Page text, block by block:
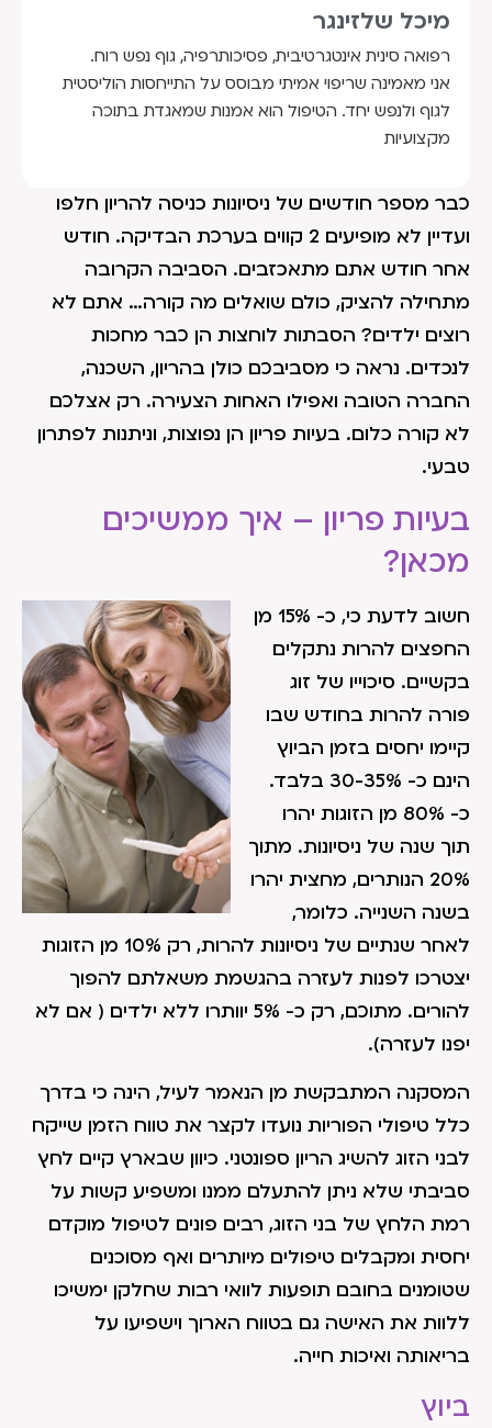
מיכל שלזינגר
רפואה סינית אינטגרטיבית, פסיכותרפיה, גוף נפש רוח.
אני מאמינה שריפוי אמיתי מבוסס על התייחסות הוליסטית
לגוף ולנפש יחד. הטיפול הוא אמנות שמאגדת בתוכה
מקצועיות
כבר מספר חודשים של ניסיונות כניסה להריון חלפו
ועדיין לא מופיעים 2 קווים בערכת הבדיקה. חודש
אחר חודש אתם מתאכזבים. הסביבה הקרובה
מתחילה להציק, כולם שואלים מה קורה… אתם לא
רוצים ילדים? הסבתות לוחצות הן כבר מחכות
לנכדים. נראה כי מסביבכם כולן בהריון, השכנה,
החברה הטובה ואפילו האחות הצעירה. רק אצלכם
לא קורה כלום. בעיות פריון הן נפוצות, וניתנות לפתרון
טבעי.
בעיות פריון – איך ממשיכים
מכאן?
חשוב לדעת כי, כ- 15% מן
החפצים להרות נתקלים
בקשיים. סיכוייו של זוג
פורה להרות בחודש שבו
קיימו יחסים בזמן הביוץ
הינם כ- 30-35% בלבד.
כ- 80% מן הזוגות יהרו
תוך שנה של ניסיונות. מתוך
20% הנותרים, מחצית יהרו
בשנה השנייה. כלומר,
לאחר שנתיים של ניסיונות להרות, רק 10% מן הזוגות
יצטרכו לפנות לעזרה בהגשמת משאלתם להפוך
להורים. מתוכם, רק כ- 5% יוותרו ללא ילדים ( אם לא
יפנו לעזרה).
המסקנה המתבקשת מן הנאמר לעיל, הינה כי בדרך
כלל טיפולי הפוריות נועדו לקצר את טווח הזמן שייקח
לבני הזוג להשיג הריון ספונטני. כיוון שבארץ קיים לחץ
סביבתי שלא ניתן להתעלם ממנו ומשפיע קשות על
רמת הלחץ של בני הזוג, רבים פונים לטיפול מוקדם
יחסית ומקבלים טיפולים מיותרים ואף מסוכנים
שטומנים בחובם תופעות לוואי רבות שחלקן ימשיכו
ללוות את האישה גם בטווח הארוך וישפיעו על
בריאותה ואיכות חייה.
ביוץ